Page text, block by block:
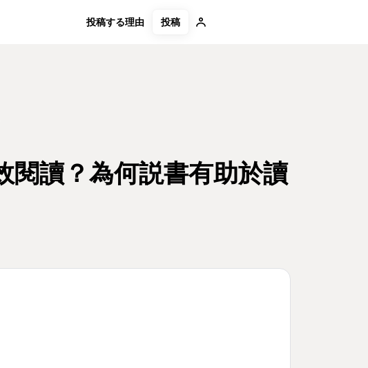
投稿する理由 投稿
閱讀？為何説書有助於讀